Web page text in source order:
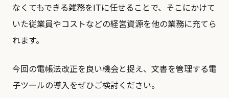
なくてもできる雑務をITに任せることで、そこにかけて
いた従業員やコストなどの経営資源を他の業務に充てら
れます。
今回の電帳法改正を良い機会と捉え、文書を管理する電
子ツールの導入をぜひご検討ください。